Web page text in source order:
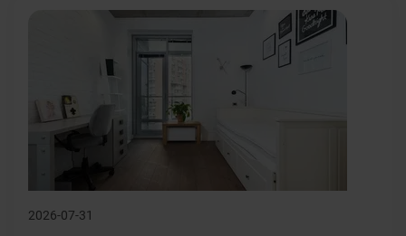
2026-07-31